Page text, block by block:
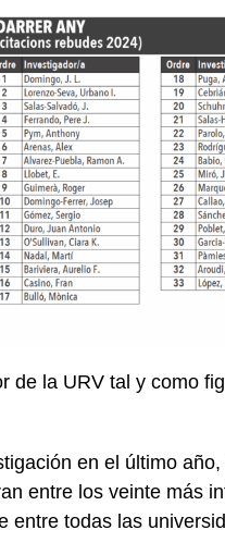
de la URV tal y como
en el último año,
entre los veinte más
entre todas las